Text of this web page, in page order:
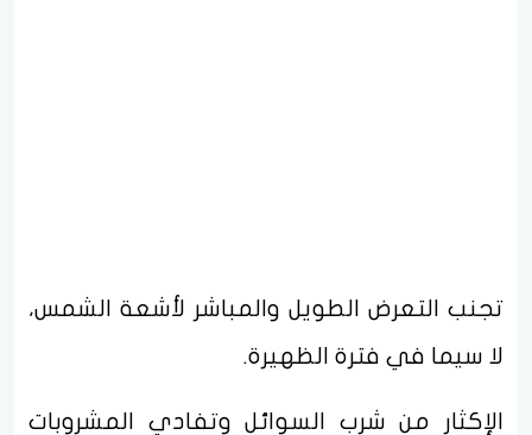
تجنب التعرض الطويل والمباشر لأشعة الشمس،
لا سيما في فترة الظهيرة.
الإكثار من شرب السوائل وتفادي المشروبات